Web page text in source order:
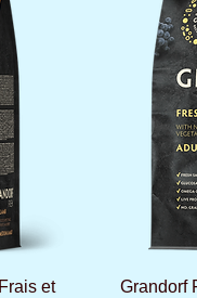
et
Grandorf